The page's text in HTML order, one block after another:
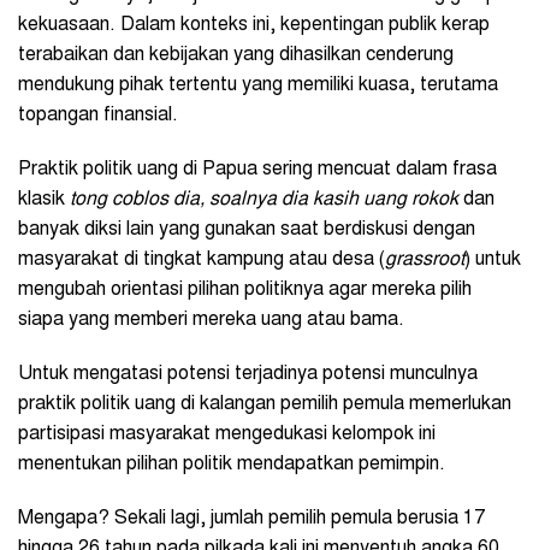
kekuasaan. Dalam konteks ini, kepentingan publik kerap
terabaikan dan kebijakan yang dihasilkan cenderung
mendukung pihak tertentu yang memiliki kuasa, terutama
topangan finansial.
Praktik politik uang di Papua sering mencuat dalam frasa
klasik tong coblos dia, soalnya dia kasih uang rokokdan
banyak diksi lain yang gunakan saat berdiskusi dengan
masyarakat di tingkat kampung atau desa (grassroot) untuk
mengubah orientasi pilihan politiknya agar mereka pilih
siapa yang memberi mereka uang atau bama.
Untuk mengatasi potensi terjadinya potensi munculnya
praktik politik uang di kalangan pemilih pemula memerlukan
partisipasi masyarakat mengedukasi kelompok ini
menentukan pilihan politik mendapatkan pemimpin.
Mengapa? Sekali lagi, jumlah pemilih pemula berusia 17